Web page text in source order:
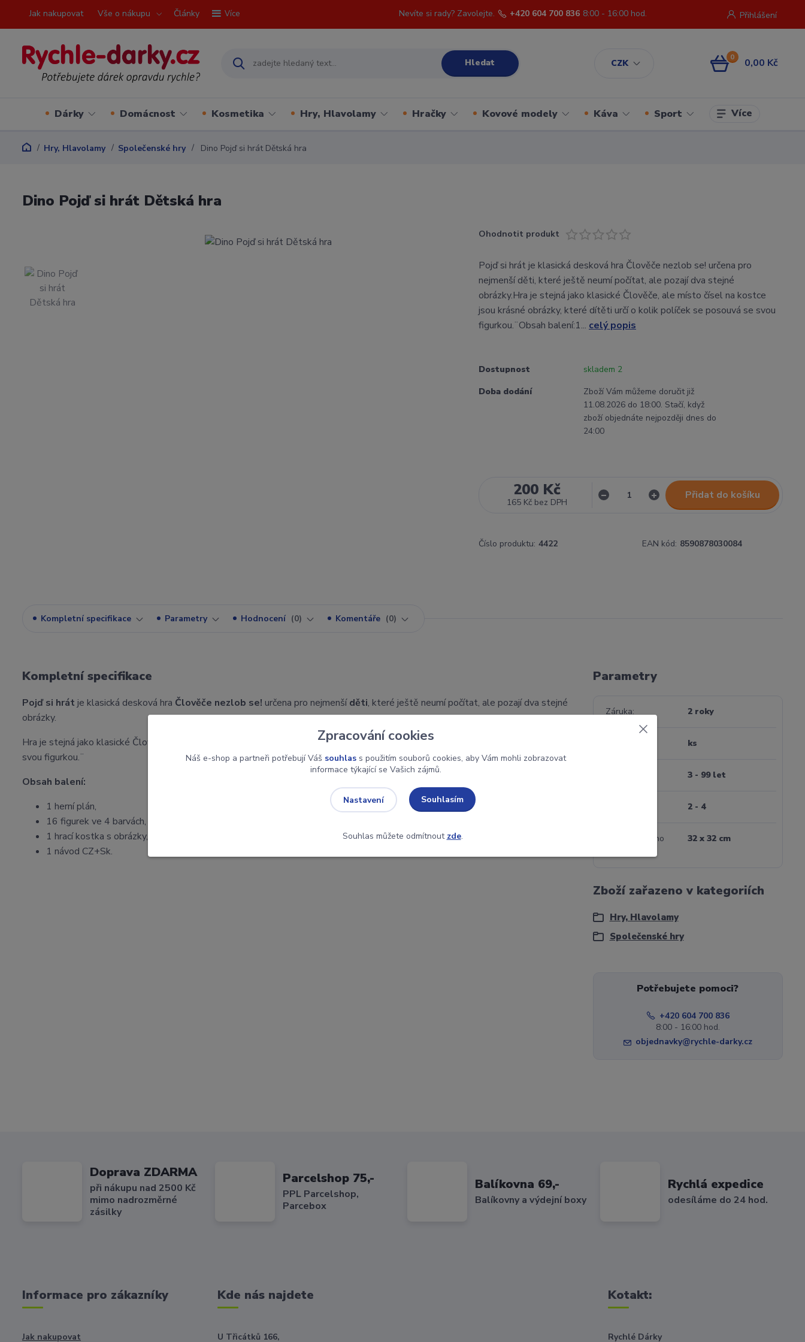
Jak nakupovat Vše o nákupu Články Více
CZK
Přihlášení
Hledat
Nevíte si rady? Zavolejte. +420 604 700 836 8:00 - 16:00 hod.
0 0,00 Kč
Dárky Domácnost Kosmetika Hry, Hlavolamy Hračky Kovové modely Káva Sport Více
Hry, Hlavolamy Společenské hry Dino Pojď si hrát Dětská hra
Dino Pojď si hrát Dětská hra
Ohodnotit produkt
Pojď si hrát je klasická desková hra Člověče nezlob se! určena pro
nejmenší děti, které ještě neumí počítat, ale pozají dva stejné
obrázky.Hra je stejná jako klasické Člověče, ale místo čísel na kostce
jsou krásné obrázky, které dítěti určí o kolik políček se posouvá se svou
figurkou.¨Obsah balení:1... celý popis
Dostupnost
skladem 2
Doba dodání
Zboží Vám můžeme doručit již
11.08.2026 do 18:00. Stačí, když
zboží objednáte nejpozději dnes do
24:00
200 Kč
165 Kč bez DPH
Přidat do košíku
Číslo produktu: 4422 EAN kód: 8590878030084
Kompletní specifikace Parametry Hodnocení 0 Komentáře 0
Kompletní specifikace
Pojď si hrát je klasická desková hra Člověče nezlob se! určena pro nejmenšíděti, které ještě neumí počítat, ale pozají dva stejné
obrázky.
Hra je stejná jako klasické Člověče, ale
krásné obrázky, které dítěti určí o kolik políček se posouvá se
svou figurkou.¨
Obsah balení:
1 herní plán,
16 figurek ve 4 barvách,
1 hrací kostka s obrázky,
1 návod CZ+Sk.
Parametry
Záruka 2 roky
ks
3 - 99 let
2 - 4
Rozměr hracího
32 x 32 cm
Zboží zařazeno v kategoriích
Hry, Hlavolamy
Společenské hry
Potřebujete pomoci?
+420 604 700 836
8:00 - 16:00 hod.
objednavky@rychle-darky.cz
Doprava ZDARMA
při nákupu nad 2500 Kč
mimo nadrozměrné
zásilky
Parcelshop 75,-
PPL Parcelshop,
Parcebox
Balíkovna 69,-
Balíkovny a výdejní boxy
Rychlá expedice
odesíláme do 24 hod.
Informace pro zákazníky
Jak nakupovat
Kde nás najdete
U Třicátků 166,
Kotakt:
Rychlé Dárky
Zpracování cookies
Náš e-shop a partneři potřebují Váš souhlass použitím souborů cookies, aby Vám mohli zobrazovat
informace týkající se Vašich zájmů.
Nastavení Souhlasím
Souhlas můžete odmítnout zde.